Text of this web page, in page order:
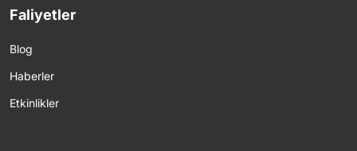
Faliyetler
Blog
Haberler
Etkinlikler